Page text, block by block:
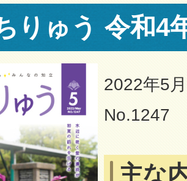
りゅう 令和4
2022年5
No.1247
主な